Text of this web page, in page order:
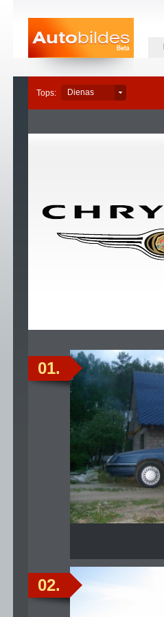
Tops: Dienas
Dienas
Nedēļas
Mēneša
01.
02.